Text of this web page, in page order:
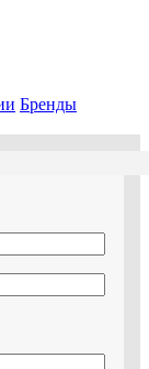
Бренды